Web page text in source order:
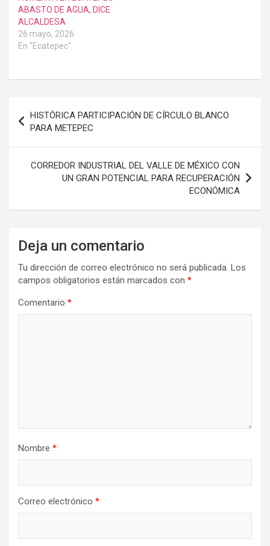
ABASTO DE AGUA, DICE
ALCALDESA
26 mayo, 2026
En "Ecatepec"
Navegación
de
entradas
HISTÓRICA PARTICIPACIÓN DE CÍRCULO BLANCO
PARA METEPEC
CORREDOR INDUSTRIAL DEL VALLE DE MÉXICO CON
UN GRAN POTENCIAL PARA RECUPERACIÓN
ECONÓMICA
Deja un comentario
Tu dirección de correo electrónico no será publicada. Los
campos obligatorios están marcados con *
Comentario *
Nombre *
Correo electrónico *